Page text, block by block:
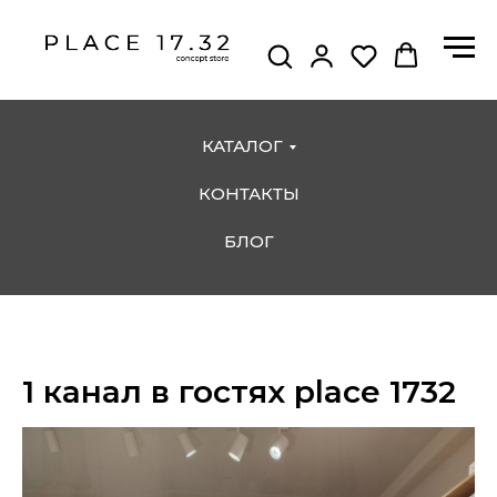
КАТАЛОГ
КОНТАКТЫ
БЛОГ
1 канал в гостях place 1732